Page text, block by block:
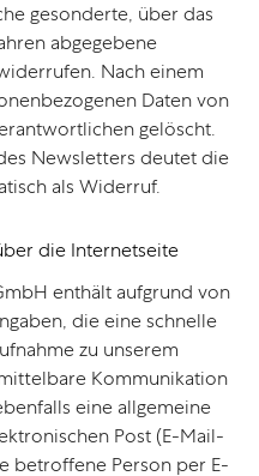
gesonderte, über das
abgegebene
Nach einem
Daten von
gelöscht.
Newsletters deutet die
als Widerruf.
die Internetseite
enthält aufgrund von
die eine schnelle
zu unserem
Kommunikation
eine allgemeine
Post (E-Mail-
betroffene Person per E-